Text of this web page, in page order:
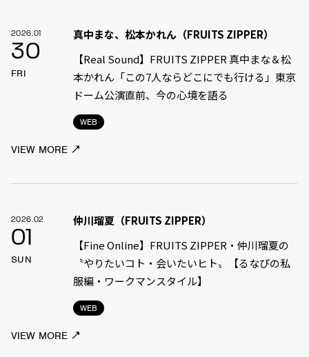
2026.01
30
FRI
WEB
真中まな、松本かれん（FRUITS ZIPPER）
【Real Sound】FRUITS ZIPPER 真中まな＆松
本かれん「この7人ならどこにでも行ける」――東京
ドーム公演直前、今の心境を語る
VIEW MORE
2026.02
01
SUN
WEB
仲川瑠夏（FRUITS ZIPPER）
【Fine Online】FRUITS ZIPPER・仲川瑠夏の
〝やりたいコト・会いたいヒト〟【るなぴの私
服編・ワークマンスタイル】
VIEW MORE